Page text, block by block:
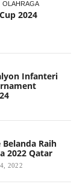
OLAHRAGA
2024
Infanteri
Raih
2022 Qatar
2022